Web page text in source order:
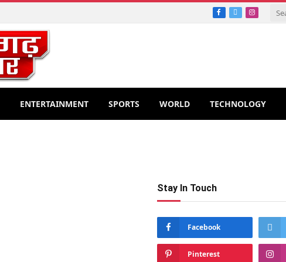
Facebook
X
ENTERTAINMENT SPORTS WORLD TECHNOLOGY
Stay In Touch
Facebook
Pinterest